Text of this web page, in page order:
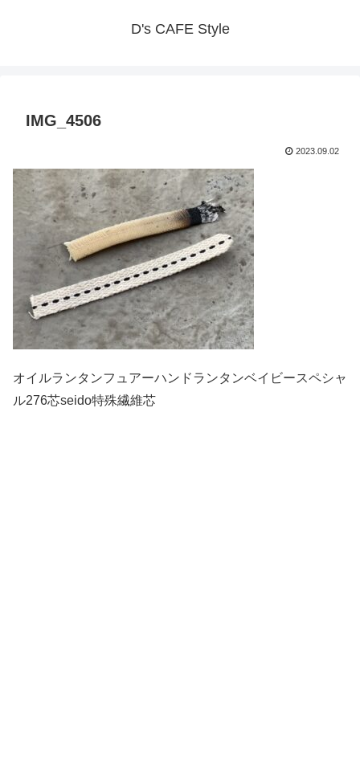
D's CAFE Style
IMG_4506
2023.09.02
オイルランタンフュアーハンドランタンベイビースペシャ
ル276芯seido特殊繊維芯